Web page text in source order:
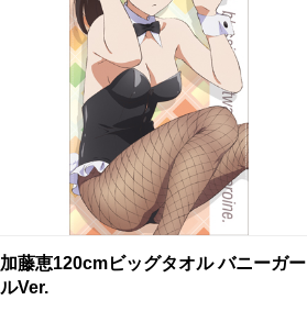
加藤恵120cmビッグタオル バニーガー
ルVer.